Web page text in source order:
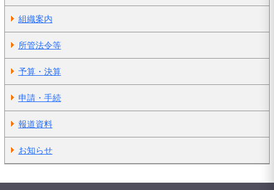
組織案内
所管法令等
予算・決算
申請・手続
報道資料
お知らせ